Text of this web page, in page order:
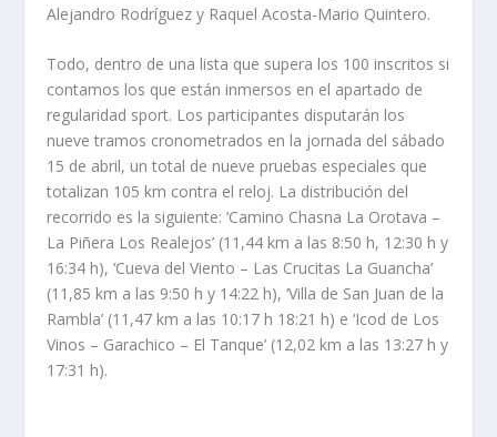
Alejandro Rodríguez y Raquel Acosta-Mario Quintero.
Todo, dentro de una lista que supera los 100 inscritos si
contamos los que están inmersos en el apartado de
regularidad sport. Los participantes disputarán los
nueve tramos cronometrados en la jornada del sábado
15 de abril, un total de nueve pruebas especiales que
totalizan 105 km contra el reloj. La distribución del
recorrido es la siguiente: ‘Camino Chasna La Orotava –
La Piñera Los Realejos’ (11,44 km a las 8:50 h, 12:30 h y
16:34 h), ‘Cueva del Viento – Las Crucitas La Guancha’
(11,85 km a las 9:50 h y 14:22 h), ‘Villa de San Juan de la
Rambla’ (11,47 km a las 10:17 h 18:21 h) e ‘Icod de Los
Vinos – Garachico – El Tanque’ (12,02 km a las 13:27 h y
17:31 h).